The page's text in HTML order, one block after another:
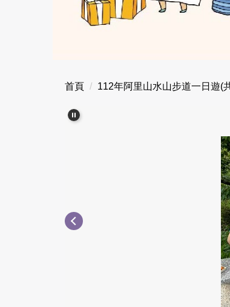
首頁 112年阿里山水山步道一日遊(